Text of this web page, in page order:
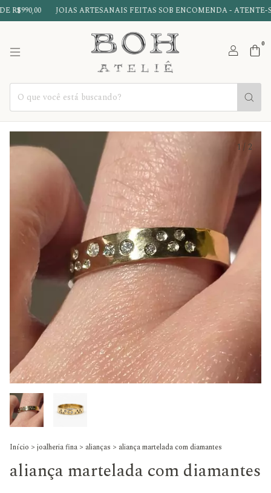
JOIAS ARTESANAIS FEITAS SOB ENCOMENDA - ATENTE-SE
0
1 / 2
Início > joalheria fina > alianças > aliança martelada com diamantes
aliança martelada com diamantes